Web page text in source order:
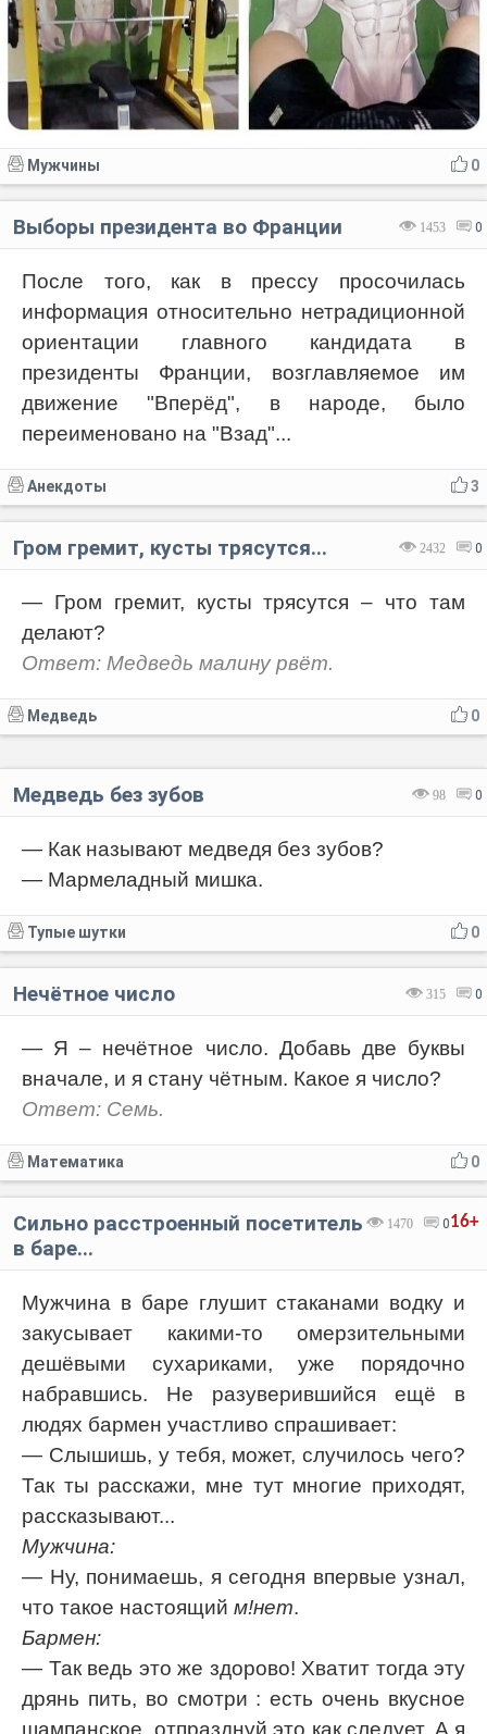
0
Мужчины
1453 0
Выборы президента во Франции
После того, как в прессу просочилась
информация относительно нетрадиционной
ориентации главного кандидата в
президенты Франции, возглавляемое им
движение "Вперёд", в народе, было
переименовано на "Взад"...
3
Анекдоты
2432 0
Гром гремит, кусты трясутся...
— Гром гремит, кусты трясутся – что там
делают?
Ответ: Медведь малину рвёт.
0
Медведь
98 0
Медведь без зубов
— Как называют медведя без зубов?
— Мармеладный мишка.
0
Тупые шутки
315 0
Нечётное число
— Я – нечётное число. Добавь две буквы
вначале, и я стану чётным. Какое я число?
Ответ: Семь.
0
Математика
16+
1470 0
Сильно расстроенный посетитель
в баре...
Мужчина в баре глушит стаканами водку и
закусывает какими-то омерзительными
дешёвыми сухариками, уже порядочно
набравшись. Не разуверившийся ещё в
людях бармен участливо спрашивает:
— Слышишь, у тебя, может, случилось чего?
Так ты расскажи, мне тут многие приходят,
рассказывают...
Мужчина:
— Ну, понимаешь, я сегодня впервые узнал,
что такое настоящий м!нет.
Бармен:
— Так ведь это же здорово! Хватит тогда эту
дрянь пить, во смотри : есть очень вкусное
шампанское, отпразднуй это как следует. А я